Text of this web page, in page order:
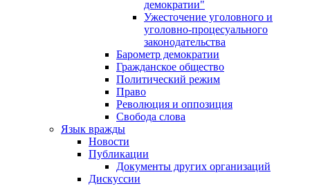
демократии"
Ужесточение уголовного и
уголовно-процесуального
законодательства
Барометр демократии
Гражданское общество
Политический режим
Право
Революция и оппозиция
Свобода слова
Язык вражды
Новости
Публикации
Документы других организаций
Дискуссии